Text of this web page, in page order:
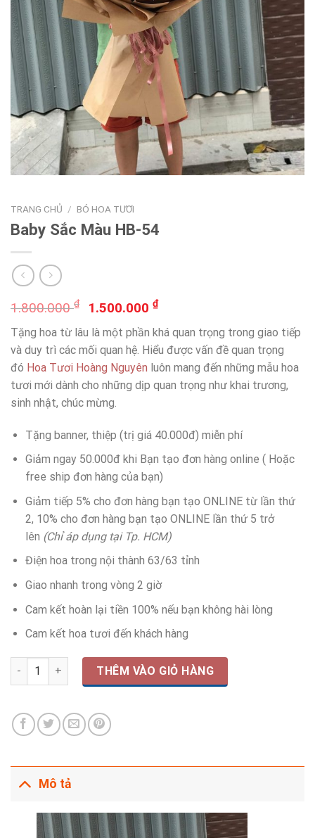
TRANG CHỦ / BÓ HOA TƯƠI
Baby Sắc Màu HB-54
1.800.000₫
Giá
gốc
là:
1.800.000 ₫.
1.500.000 ₫Giá
hiện
tại
là:
1.500.000 ₫.
Tặng hoa từ lâu là một phần khá quan trọng trong giao tiếp
và duy trì các mối quan hệ. Hiểu được vấn đề quan trọng
đó Hoa Tươi Hoàng Nguyên luôn mang đến những mẫu hoa
tươi mới dành cho những dịp quan trọng như khai trương,
sinh nhật, chúc mừng.
Tặng banner, thiệp (trị giá 40.000đ) miễn phí
Giảm ngay 50.000đ khi Bạn tạo đơn hàng online ( Hoặc
free ship đơn hàng của bạn)
Giảm tiếp 5% cho đơn hàng bạn tạo ONLINE từ lần thứ
2, 10% cho đơn hàng bạn tạo ONLINE lần thứ 5 trở
lên (Chỉ áp dụng tại Tp. HCM)
Điện hoa trong nội thành 63/63 tỉnh
Giao nhanh trong vòng 2 giờ
Cam kết hoàn lại tiền 100% nếu bạn không hài lòng
Cam kết hoa tươi đến khách hàng
Baby Sắc Màu HB-54 số lượngTHÊM VÀO GIỎ HÀNG
Mô tả